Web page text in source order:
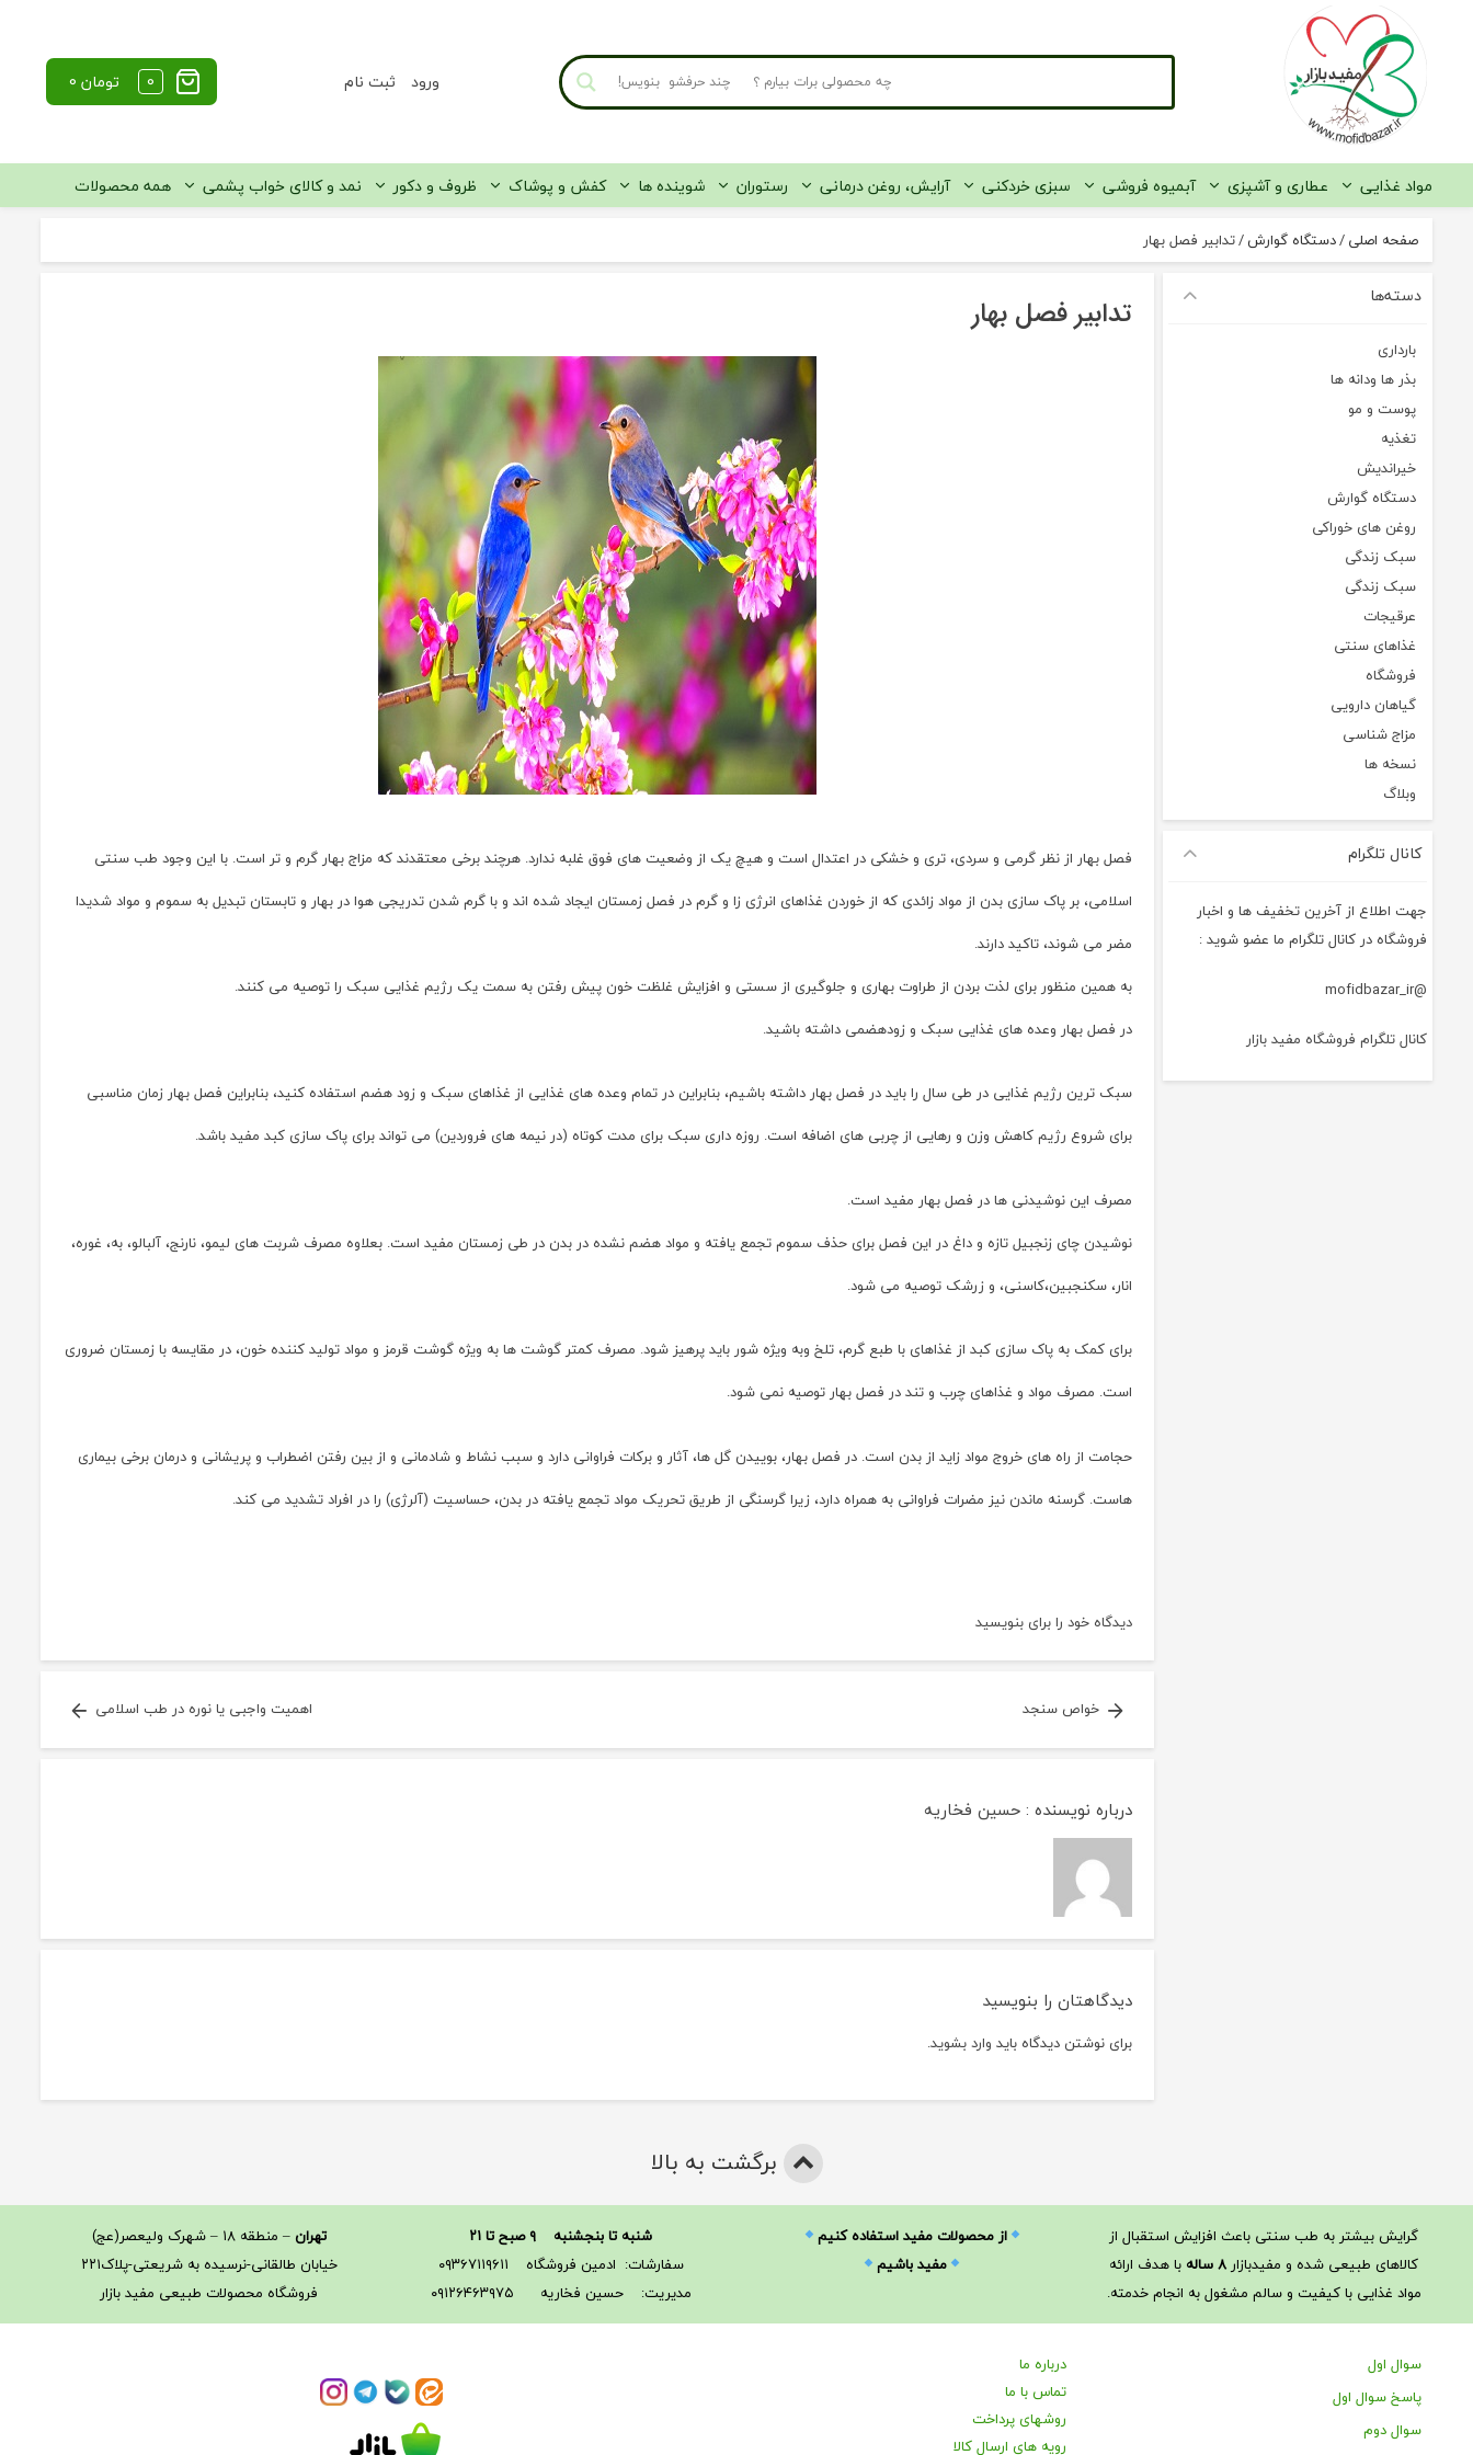
ورود ثبت نام 0 تومان 0
مواد غذایی عطاری و آشپزی آبمیوه فروشی سبزی خردکنی آرایش، روغن درمانی رستوران شوینده ها کفش و پوشاک ظروف و دکور نمد و کالای خواب پشمی همه محصولات
صفحه اصلی/دستگاه گوارش/تدابیر فصل بهار
تدابیر فصل بهار
فصل بهار از نظر گرمی و سردی، تری و خشکی در اعتدال است و هیچ یک از وضعیت های فوق غلبه ندارد. هرچند برخی معتقدند که مزاج بهار گرم و تر است. با این وجود طب سنتی
اسلامی، بر پاک سازی بدن از مواد زائدی که از خوردن غذاهای انرژی زا و گرم در فصل زمستان ایجاد شده اند و با گرم شدن تدریجی هوا در بهار و تابستان تبدیل به سموم و مواد شدیدا
مضر می شوند، تاکید دارند.
به همین منظور برای لذت بردن از طراوت بهاری و جلوگیری از سستی و افزایش غلظت خون پیش رفتن به سمت یک رژیم غذایی سبک را توصیه می کنند.
در فصل بهار وعده های غذایی سبک و زودهضمی داشته باشید.
سبک ترین رژیم غذایی در طی سال را باید در فصل بهار داشته باشیم، بنابراین در تمام وعده های غذایی از غذاهای سبک و زود هضم استفاده کنید، بنابراین فصل بهار زمان مناسبی
برای شروع رژیم کاهش وزن و رهایی از چربی های اضافه است. روزه داری سبک برای مدت کوتاه (در نیمه های فروردین) می تواند برای پاک سازی کبد مفید باشد.
مصرف این نوشیدنی ها در فصل بهار مفید است.
نوشیدن چای زنجبیل تازه و داغ در این فصل برای حذف سموم تجمع یافته و مواد هضم نشده در بدن در طی زمستان مفید است. بعلاوه مصرف شربت های لیمو، نارنج، آلبالو، به، غوره،
انار، سکنجبین،کاسنی، و زرشک توصیه می شود.
برای کمک به پاک سازی کبد از غذاهای با طبع گرم، تلخ وبه ویژه شور باید پرهیز شود. مصرف کمتر گوشت ها به ویژه گوشت قرمز و مواد تولید کننده خون، در مقایسه با زمستان ضروری
است. مصرف مواد و غذاهای چرب و تند در فصل بهار توصیه نمی شود.
حجامت از راه های خروج مواد زاید از بدن است. در فصل بهار، بوییدن گل ها، آثار و برکات فراوانی دارد و سبب نشاط و شادمانی و از بین رفتن اضطراب و پریشانی و درمان برخی بیماری
هاست. گرسنه ماندن نیز مضرات فراوانی به همراه دارد، زیرا گرسنگی از طریق تحریک مواد تجمع یافته در بدن، حساسیت (آلرژی) را در افراد تشدید می کند.
دیدگاه خود را برای on
فصل
بنویسید
راهبری
نوشته
خواص سنجد اهمیت واجبی یا نوره در طب اسلامی
درباره نویسنده :حسین فخاریه
دیدگاهتان را بنویسید
برای نوشتن دیدگاه باید وارد بشوید.
دسته‌ها
بارداری
بذر ها ودانه ها
پوست و مو
تغذیه
خیراندیش
دستگاه گوارش
روغن های خوراکی
سبک زندگی
سبک زندگی
عرقیجات
غذاهای سنتی
فروشگاه
گیاهان دارویی
مزاج شناسی
نسخه ها
وبلاگ
کانال تلگرام
جهت اطلاع از آخرین تخفیف ها و اخبار
فروشگاه در کانال تلگرام ما عضو شوید :
@mofidbazar_ir
کانال تلگرام فروشگاه مفید بازار
برگشت به بالا
گرایش بیشتر به طب سنتی باعث افزایش استقبال از
کالاهای طبیعی شده و مفیدبازار ۸ ساله
با هدف ارائه
مواد غذایی با کیفیت و سالم مشغول به انجام خدمته.
از محصولات مفید استفاده کنیم
مفید باشیم
شنبه تا بنجشنبه ۹ صبح تا ۲۱
سفارشات: ادمین فروشگاه ۰۹۳۶۷۱۱۹۶۱۱
مدیریت: حسین فخاریه ۰۹۱۲۶۴۶۳۹۷۵
تهران – منطقه ۱۸ – شهرک ولیعصر(عج)
خیابان طالقانی-نرسیده به شریعتی-پلاک۲۲۱
فروشگاه محصولات طبیعی مفید بازار
سوال اول
پاسخ سوال اول
سوال دوم
درباره ما
تماس با ما
روشهای پرداخت
رویه های ارسال کالا